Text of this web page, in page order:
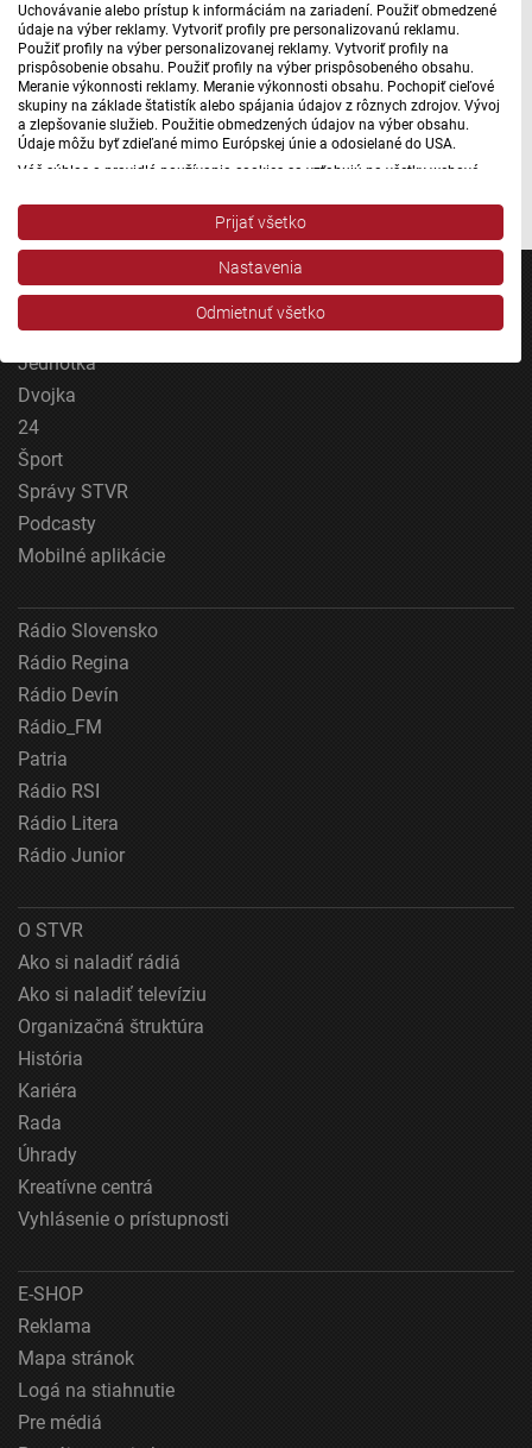
Uchovávanie alebo prístup k informáciám na zariadení. Použiť obmedzené
údaje na výber reklamy. Vytvoriť profily pre personalizovanú reklamu.
Použiť profily na výber personalizovanej reklamy. Vytvoriť profily na
prispôsobenie obsahu. Použiť profily na výber prispôsobeného obsahu.
Meranie výkonnosti reklamy. Meranie výkonnosti obsahu. Pochopiť cieľové
skupiny na základe štatistík alebo spájania údajov z rôznych zdrojov. Vývoj
a zlepšovanie služieb. Použitie obmedzených údajov na výber obsahu.
Údaje môžu byť zdieľané mimo Európskej únie a odosielané do USA.
Váš súhlas a pravidlá používania cookies sa vzťahujú na všetky webové
Stred, Rádio Regina Západ, Rádio Patria, Rádio Devín, RTVS, Hudobné
pozdravy, Rádio Slovensko, RSI Francais, RSI English, RSI Slovensky, Rádio
Junior, RSI, Rádio Regina Východ, Rádio_FM, RSI Espanol, NEV.
Zobraziť zoznam partnerov (1 predajcovia IAB)
Vaše údaje používame na nasledujúce účely:
Uchovávanie alebo prístup k informáciám na
zariadení
Vytvoriť profily pre personalizovanú reklamu
reklamy
Vytvoriť profily na prispôsobenie obsahu
Použiť profily na výber prispôsobeného obsahu
Meranie výkonnosti reklamy
Meranie výkonnosti obsahu
alebo spájania údajov z rôznych zdrojov
Použitie obmedzených údajov na výber obsahu
Špeciálne funkcie IAB:
Používanie presných údajov o geografickej
polohe
Identifikácia zariadení na základe aktívne
vyžiadaných informácií
Účely spracovania, ktoré nie sú v kompetencii IAB:
Nevyhnutné
Výkonostné
Prijať všetko
Nastavenia
Odmietnuť všetko
Dirigenta a pedagóga Júliusa Podhorného, ktorý je v
Zlatých Moravciach legendou, si v sobotu pripomenú, ako
inak, zborovým spevom. Na koncerte v aule miestneho
gymnázia určite zaznie aj pieseň Ó, hudba božskej krásy,
ktorej text napísal práve Július Podhorný.
Jednotka
Dvojka
24
Šport
Správy STVR
Podcasty
Mobilné aplikácie
Rádio Slovensko
Rádio Regina
Rádio Devín
Rádio_FM
Patria
Rádio RSI
Rádio Litera
Rádio Junior
O STVR
Ako si naladiť rádiá
Ako si naladiť televíziu
Organizačná štruktúra
História
Kariéra
Rada
Úhrady
Kreatívne centrá
Vyhlásenie o prístupnosti
E-SHOP
Reklama
Mapa stránok
Logá na stiahnutie
Pre médiá